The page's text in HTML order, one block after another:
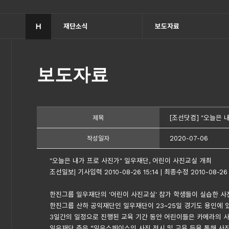
H 재단소식 보도자료
보도자료
제목 [조선닷컴] "오늘은
작성일자 2020-07-06
"오늘은 내가 프로 사진가" 일우재단, 어린이 사진교실 개최
조선일보| 기사입력 2010-08-26 15:14 | 최종수정 2010-08-26
한진그룹 일우재단의 '어린이 사진교실' 참가 학생들이 실습한
한진그룹 산하 공익재단인 일우재단이 23~25일 경기도 용인에
3일간의 일정으로 진행된 교육 기간 동안 어린이들은 카메라의